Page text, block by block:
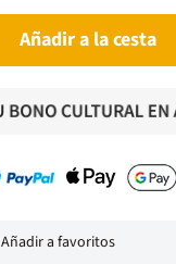
Añadir a la cesta
Añadir a favoritos